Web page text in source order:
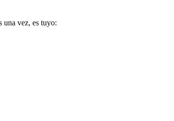
vez, es tuyo: